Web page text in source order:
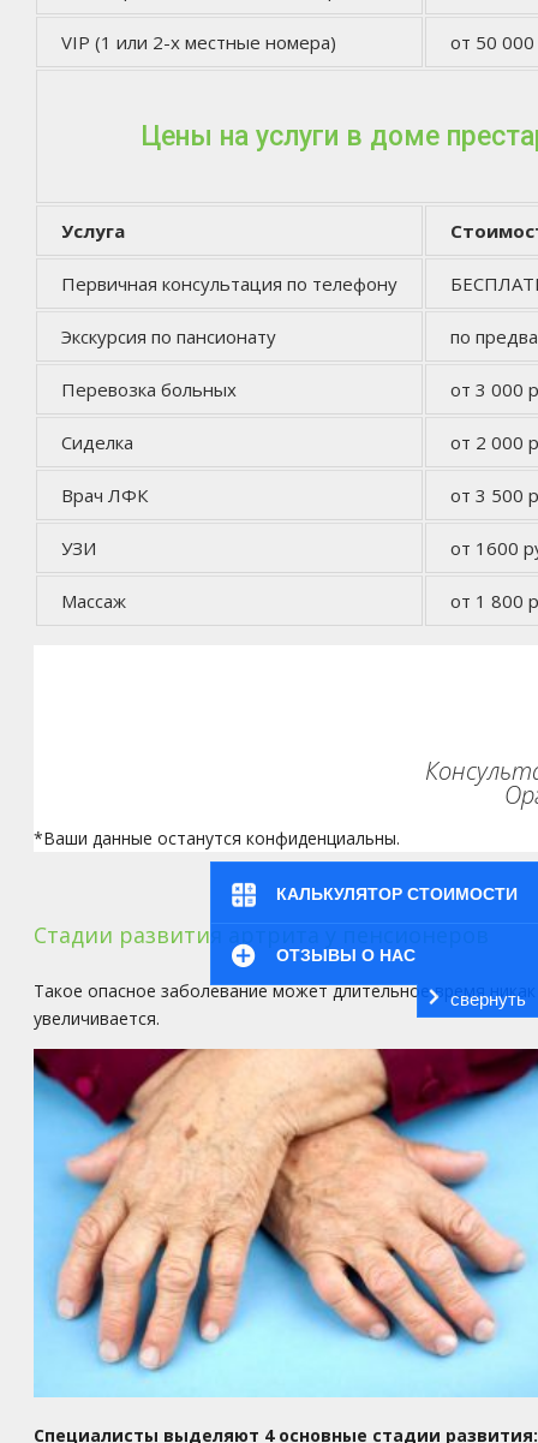
КАЛЬКУЛЯТОР СТОИМОСТИ
ОТЗЫВЫ О НАС
свернуть
VIP (1 или 2-х местные номера) от 50 000
Цены на услуги в доме
Услуга
Первичная консультация по телефону
Экскурсия по пансионату по
Перевозка больных от 3 000
Сиделка от 2 000
Врач ЛФК от 3 500
УЗИ от 1600
Массаж от 1 800
*Ваши данные останутся конфиденциальны.
Стадии развития артрита у пенсионеров
Такое опасное заболевание может длительное время
увеличивается.
Специалисты выделяют 4 основные стадии развития: